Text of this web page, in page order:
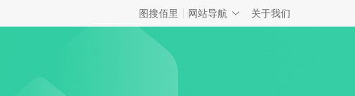
图搜佰里 网站导航 关于我们